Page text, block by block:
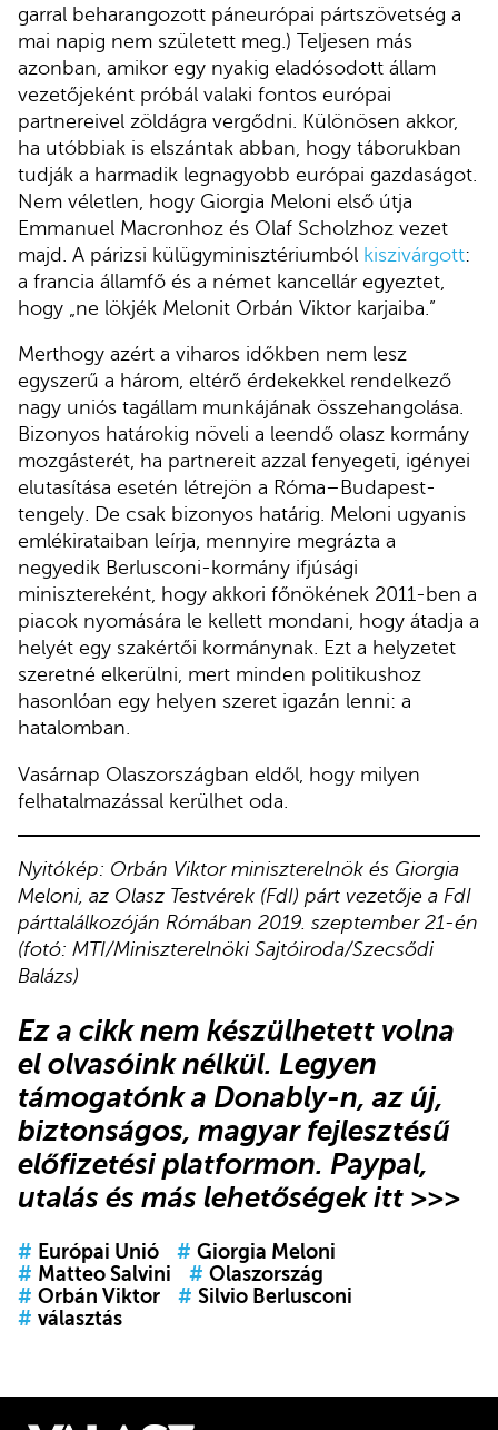
garral beharangozott páneurópai pártszövetség a
mai napig nem született meg.) Teljesen más
azonban, amikor egy nyakig eladósodott állam
vezetőjeként próbál valaki fontos európai
partnereivel zöldágra vergődni. Különösen akkor,
ha utóbbiak is elszántak abban, hogy táborukban
tudják a harmadik legnagyobb európai gazdaságot.
Nem véletlen, hogy Giorgia Meloni első útja
Emmanuel Macronhoz és Olaf Scholzhoz vezet
majd. A párizsi külügyminisztériumból kiszivárgott:
a francia államfő és a német kancellár egyeztet,
hogy „ne lökjék Melonit Orbán Viktor karjaiba.”
Merthogy azért a viharos időkben nem lesz
egyszerű a három, eltérő érdekekkel rendelkező
nagy uniós tagállam munkájának összehangolása.
Bizonyos határokig növeli a leendő olasz kormány
mozgásterét, ha partnereit azzal fenyegeti, igényei
elutasítása esetén létrejön a Róma–Budapest-
tengely. De csak bizonyos határig. Meloni ugyanis
emlékirataiban leírja, mennyire megrázta a
negyedik Berlusconi-kormány ifjúsági
minisztereként, hogy akkori főnökének 2011-ben a
piacok nyomására le kellett mondani, hogy átadja a
helyét egy szakértői kormánynak. Ezt a helyzetet
szeretné elkerülni, mert minden politikushoz
hasonlóan egy helyen szeret igazán lenni: a
hatalomban.
Vasárnap Olaszországban eldől, hogy milyen
felhatalmazással kerülhet oda.
Nyitókép: Orbán Viktor miniszterelnök és Giorgia
Meloni, az Olasz Testvérek (FdI) párt vezetője a FdI
párttalálkozóján Rómában 2019. szeptember 21-én
(fotó: MTI/Miniszterelnöki Sajtóiroda/Szecsődi
Balázs)
Ez a cikknem készülhetett volna
el olvasóink nélkül. Legyen
támogatónka Donably-n, az új,
biztonságos, magyar fejlesztésű
előfizetési platformon. Paypal,
utalás és más lehetőségek itt >>>
# Európai Unió # Giorgia Meloni
# Matteo Salvini # Olaszország
# Orbán Viktor # Silvio Berlusconi
# választás